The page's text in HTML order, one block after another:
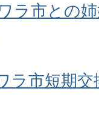
ラ市との
ラ市短期